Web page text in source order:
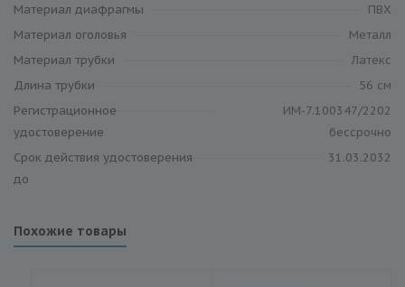
Материал диафрагмы
ПВХ
Материал оголовья
Металл
Материал трубки
Латекс
Длина трубки
56 см
Регистрационное
удостоверение
ИМ-7.100347/2202
бессрочно
Срок действия удостоверения
до
31.03.2032
Похожие товары